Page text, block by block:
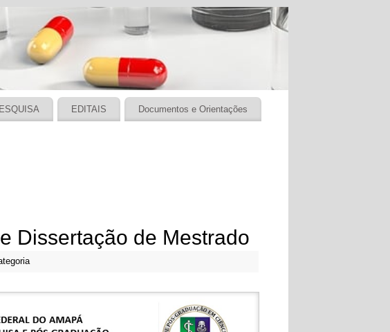
EDITAIS Documentos e Orientações
Dissertação de Mestrado